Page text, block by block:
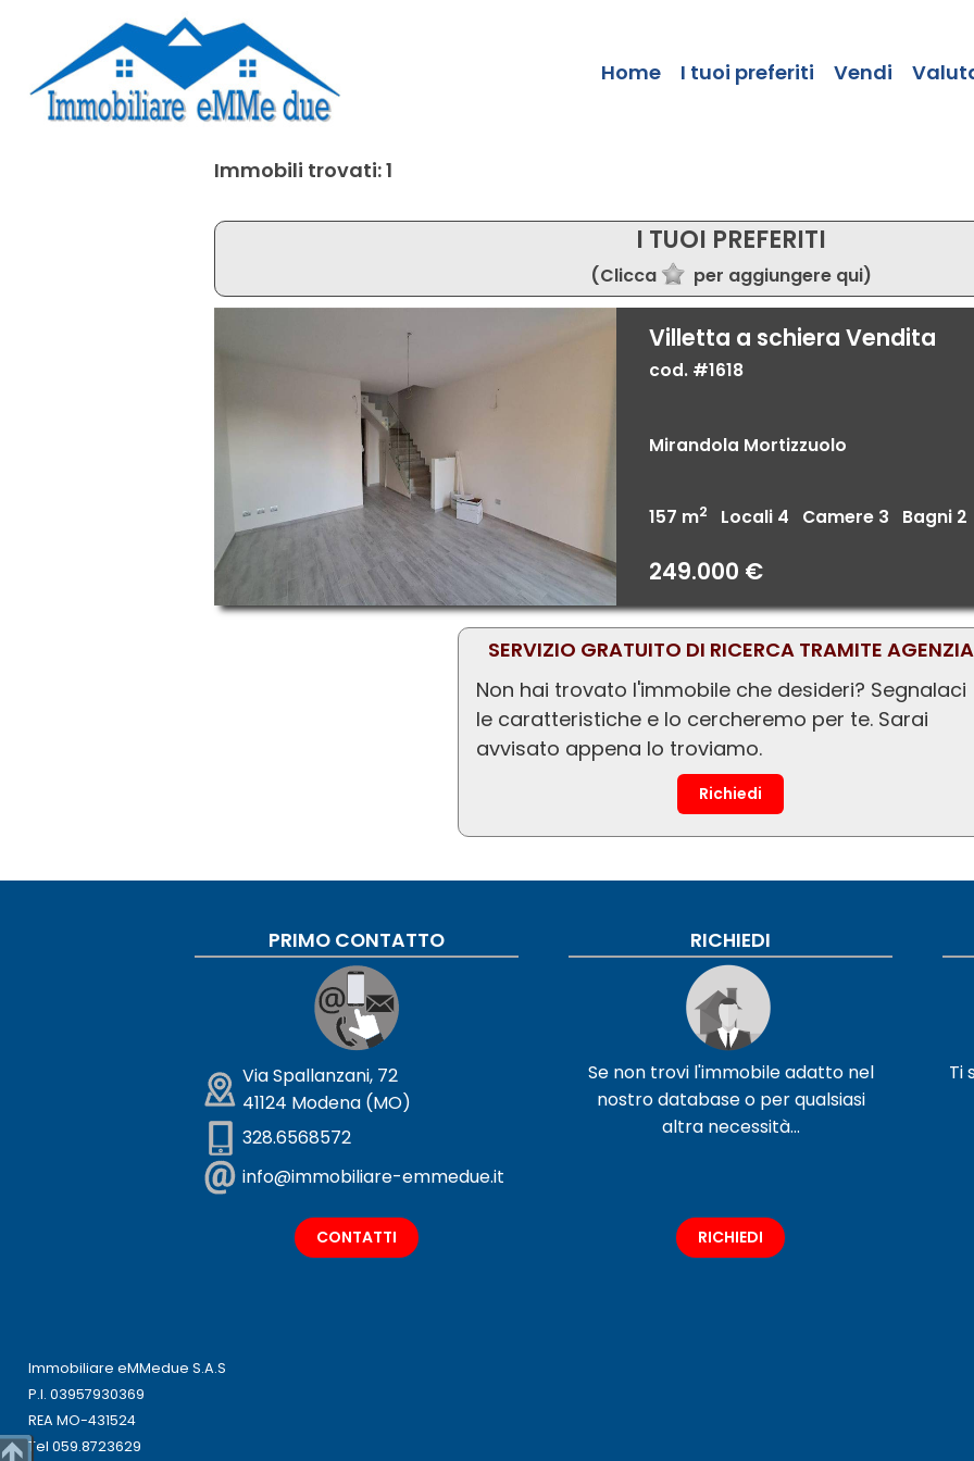
Home I tuoi preferiti Vendi
Immobili trovati: 1
I TUOI PREFERITI
(Clicca per aggiungere qui)
Villetta a schiera Vendita
cod. #1618
Mirandola Mortizzuolo
157 m2 Locali 4 Camere 3 Bagni 2
249.000 €
SERVIZIO GRATUITO DI RICERCA TRAMITE AGENZIA
Non hai trovato l'immobile che desideri? Segnalaci
le caratteristiche e lo cercheremo per te. Sarai
avvisato appena lo troviamo.
Richiedi
PRIMO CONTATTO
Via Spallanzani, 72
41124 Modena (MO)
328.6568572
info@immobiliare-emmedue.it
CONTATTI
RICHIEDI
Se non trovi l'immobile adatto nel
nostro database o per qualsiasi
altra necessità...
RICHIEDI
Ti
Immobiliare eMMedue S.A.S
P.I. 03957930369
REA MO-431524
Tel 059.8723629